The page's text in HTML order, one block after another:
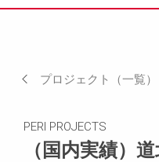
お問い合わせ
プロジェクト（一覧）
PERI PROJECTS
（国内実績）